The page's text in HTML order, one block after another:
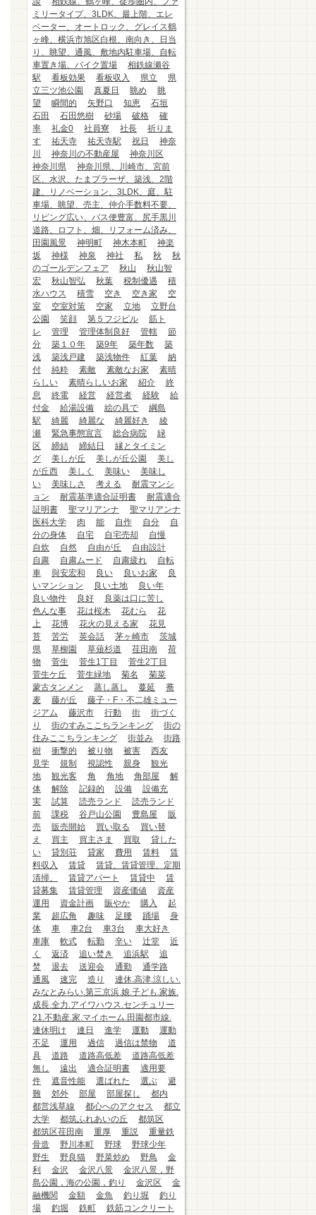
ミリータイプ、3LDK、最上階、エレ
ベーター、オートロック、グレイス鶴
ヶ峰、横浜市旭区白根、南向き、日当
り、眺望、通風、敷地内駐車場、自転
車置き場、バイク置場
相鉄線瀬谷
駅
看板効果 看板収入 県立
県
立三ツ池公園
真夏日 眺め
眺
望
瞬間的 矢野口 知恵
石垣
石田
石田悠樹 砂場 破格
確
率
礼金0 社員寮 社長
祈りま
す
祐天寺 祐天寺駅 祝日
神奈
川
神奈川の不動産屋
神奈川区
神奈川県
神奈川県、川崎市、宮前
区、水沢、たまプラーザ、築浅、2階
建、リノベーション、3LDK、庭、駐
車場、眺望、売主、仲介手数料不要、
リビング広い、バス便豊富、尻手黒川
道路、ロフト、畑、リフォーム済み、
田園風景
神明町 神木本町
神楽
坂
神様 神泉 神社 私 秋
秋
のゴールデンフェア
秋山
秋山智
宏
秋山智弘 秋葉 税制優遇
積
水ハウス
積雪 空き 空き家
空
室
空室対策 空家 立地
立野台
公園
笑顔 第５フジビル
筋ト
レ
管理 管理体制良好 管轄
節
分
築１０年 築9年 築年数
築
浅
築浅戸建 築浅物件 紅葉
納
付
純粋 素敵 素敵なお家
素晴
らしい
素晴らしいお家 紹介
終
息
終電 経営 経営者 経験
給
付金
給湯設備 絵の具で
綱島
駅
綺麗 綺麗な 綺麗好き
綾
瀬
緊急事態宣言 総合病院
緑
区
締結 締結日
縁とタイミン
グ
美しが丘 美しが丘公園
美し
が丘西
美しく 美味い
美味し
い
美味しさ 考える
耐震マンシ
ョン
耐震基準適合証明書
耐震適合
証明書
聖マリアンナ
聖マリアンナ
医科大学
肉 能 自作 自分
自
分の身体
自宅 自宅売却
自慢
自炊
自然 自由が丘
自由設計
自粛
自粛ムード 自粛疲れ
自転
車
與安宏和 良い 良いお家
良
いマンション
良い土地
良い年
良い物件
良好
良薬は口に苦し
色んな事
花は桜木 花むら
花
上
花博 花火の見える家
花見
苔
苦労 英会話 茅ヶ崎市
茨城
県
草柳園 草薙杉道 荏田南
荷
物
菅生 菅生1丁目
菅生2丁目
菅生ケ丘
菅生緑地 菊名
菊菜
蒙古タンメン
蒸し蒸し 蔓延
蕎
麦
藤が丘
藤子・F・不二雄ミュー
ジアム
藤沢市 行動 街
街づく
り
街のすみここちランキング
街の
住みここちランキング
街並み
街路
樹
衝撃的 被り物 被害
西友
見学
規制 視認性 親身
観光
地
観光客 角 角地 角部屋
解
体
解除 記録的 設備
設備充
実
試算 読売ランド
読売ランド
前
課税 谷戸山公園 豊島屋
販
売
販売開始 買い取る
買い替
え
買主 買主さま 買取
貸した
い
貸別荘 貸家 費用 賃料
賃
料収入
賃貸
賃貸、賃貸管理、定期
清掃、
賃貸アパート 賃貸中
賃
貸募集
賃貸管理 資産価値
資産
運用
資金計画 賑やか 購入
起
業
超広角 趣味 足腰 踊場
身
体
車 車2台 車3台
車大好き
車庫
軟式 転勤 辛い 辻堂
近
く
返済 追い焚き 追浜駅
追
焚
退去 送迎会 通勤
通学路
通風
速完 造り
連休.高津.涼しい.
みなとみらい.第三京浜.娘.子ども.家族.
成長.全力.アイワハウス.センチュリー
21.不動産.家.マイホーム.田園都市線.
連休明け
連日 進学 運動
運動
不足
運用 過信 過信は禁物
道
具
道路 道路高低差
道路高低差
無し
遠出 適合証明書
適用要
件
遮音性能 選ばれた 選ぶ
避
難
郊外 部屋 部屋探し
都内
都営浅草線
都心へのアクセス
都立
大学
都筑ふれあいの丘
都筑区
都筑区荏田南
重厚 重説
重量鉄
骨造
野川本町 野球
野球少年
野生
野良猫 野菜炒め 野鳥
金
利
金沢 金沢八景
金沢八景，野
島公園，海の公園，釣り
金沢区
金
融機関
金額 金魚 釣り堀
釣り
場
釣堀 鉄町
鉄筋コンクリート